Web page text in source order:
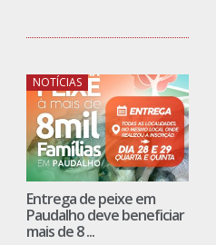
NOTÍCIAS
Entrega de peixe em
Paudalho deve beneficiar
mais de 8 ...